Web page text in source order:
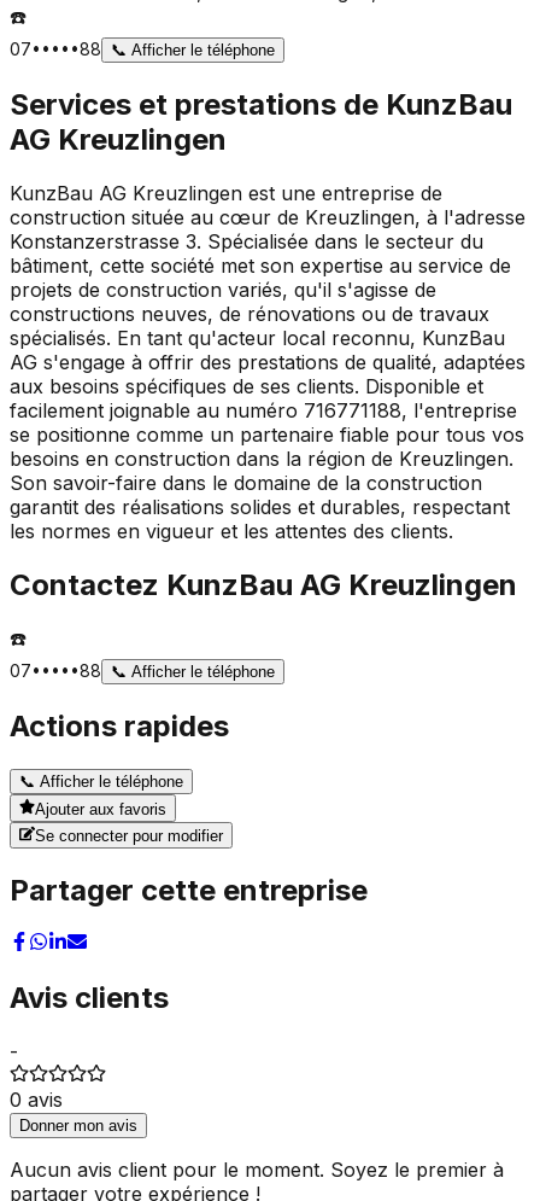
☎️
07•••••88 📞 Afficher le téléphone
Services et prestations de KunzBau
AG Kreuzlingen
KunzBau AG Kreuzlingen est une entreprise de
construction située au cœur de Kreuzlingen, à l'adresse
Konstanzerstrasse 3. Spécialisée dans le secteur du
bâtiment, cette société met son expertise au service de
projets de construction variés, qu'il s'agisse de
constructions neuves, de rénovations ou de travaux
spécialisés. En tant qu'acteur local reconnu, KunzBau
AG s'engage à offrir des prestations de qualité, adaptées
aux besoins spécifiques de ses clients. Disponible et
facilement joignable au numéro 716771188, l'entreprise
se positionne comme un partenaire fiable pour tous vos
besoins en construction dans la région de Kreuzlingen.
Son savoir-faire dans le domaine de la construction
garantit des réalisations solides et durables, respectant
les normes en vigueur et les attentes des clients.
Contactez KunzBau AG Kreuzlingen
☎️
07•••••88 📞 Afficher le téléphone
Actions rapides
📞 Afficher le téléphone
Ajouter aux favoris
Se connecter pour modifier
Partager cette entreprise
Avis clients
-
0 avis
Donner mon avis
Aucun avis client pour le moment. Soyez le premier à
partager votre expérience !